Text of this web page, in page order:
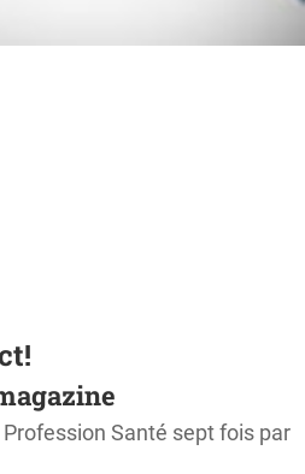
Santé sept fois par